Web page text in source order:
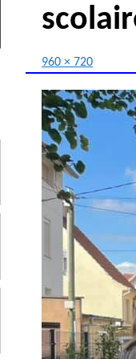
UN
AFFICHAGE LÉGAL
960 × 720